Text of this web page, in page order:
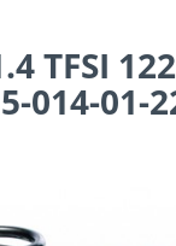
TFSI
014-01-